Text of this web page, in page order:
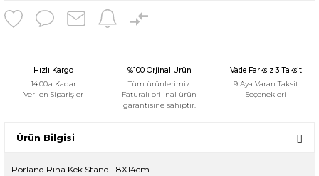
Hızlı Kargo
14:00'a Kadar
Verilen Siparişler
%100 Orjinal Ürün
Tüm ürünlerimiz
Faturalı orijinal ürün
garantisine sahiptir.
Vade Farksız 3 Taksit
9 Aya Varan Taksit
Seçenekleri
Ürün Bilgisi
Porland Rina Kek Standı 18X14cm